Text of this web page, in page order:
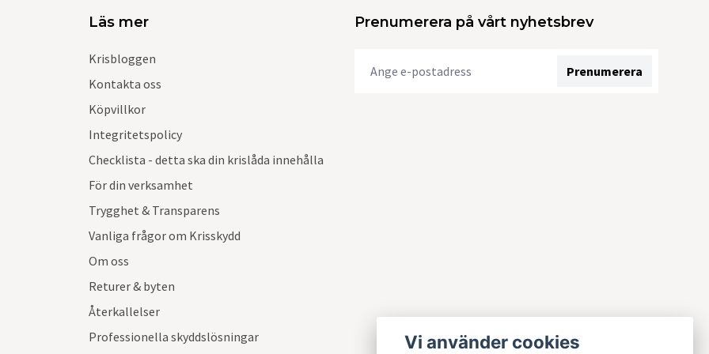
Läs mer
Krisbloggen
Kontakta oss
Köpvillkor
Integritetspolicy
Checklista - detta ska din krislåda innehålla
För din verksamhet
Trygghet & Transparens
Vanliga frågor om Krisskydd
Om oss
Returer & byten
Återkallelser
Professionella skyddslösningar
Prenumerera på vårt nyhetsbrev
Prenumerera
Vi använder cookies